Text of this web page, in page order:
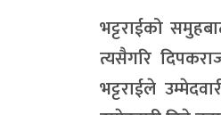
भट्टराईको
त्यसैगरि
भट्टराईले